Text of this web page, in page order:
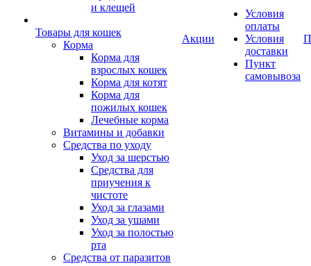
и клещей
Товары для кошек
Корма
Корма для
взрослых кошек
Корма для котят
Корма для
пожилых кошек
Лечебные корма
Витамины и добавки
Средства по уходу
Уход за шерстью
Средства для
приучения к
чистоте
Уход за глазами
Уход за ушами
Уход за полостью
рта
Средства от паразитов
Акции
Условия
оплаты
Условия
доставки
Пункт
самовывоза